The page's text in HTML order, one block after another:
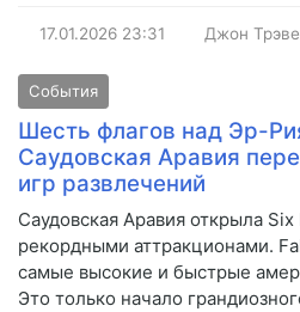
17.01.2026 23:31 Джон
События
Шесть флагов над Эр-
Саудовская Аравия
игр развлечений
Саудовская Аравия открыла
рекордными аттракционами.
самые высокие и быстрые
Это только начало